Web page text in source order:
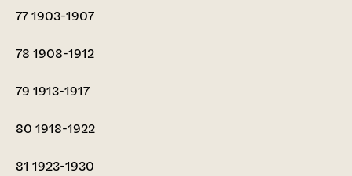
771903-1907
78 1908-1912
79 1913-1917
80 1918-1922
81 1923-1930